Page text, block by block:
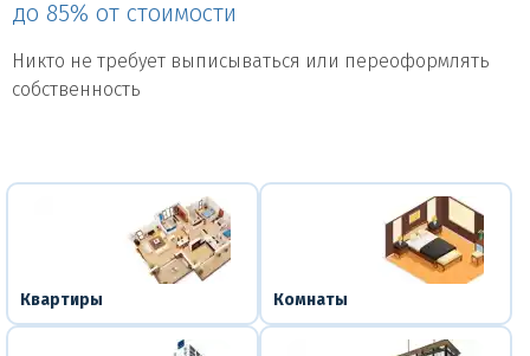
до 85% от стоимости
Никто не требует выписываться или переоформлять
собственность
Квартиры Комнаты